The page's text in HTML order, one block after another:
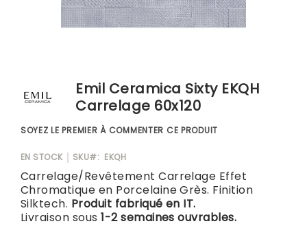
Blog
the
beginning
of
the
images
gallery
Emil Ceramica Sixty EKQH
Carrelage 60x120
SOYEZ LE PREMIER À COMMENTER CE PRODUIT
EN STOCK SKU EKQH
Carrelage/Revêtement Carrelage Effet
Chromatique en Porcelaine Grès. Finition
Silktech. Produit fabriqué en IT.
Livraison sous1-2 semaines ouvrables.